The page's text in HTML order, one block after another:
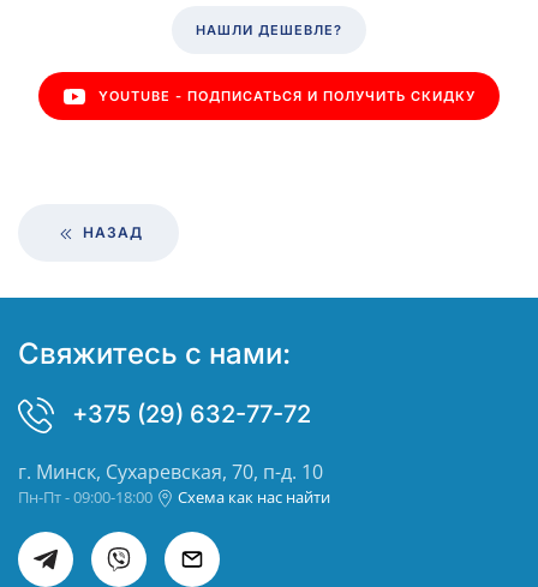
НАШЛИ ДЕШЕВЛЕ?
YOUTUBE - ПОДПИСАТЬСЯ И ПОЛУЧИТЬ СКИДКУ
НАЗАД
Свяжитесь с нами:
+375 (29) 632-77-72
г. Минск, Сухаревская, 70, п-д. 10
Пн-Пт - 09:00-18:00 Схема как нас найти